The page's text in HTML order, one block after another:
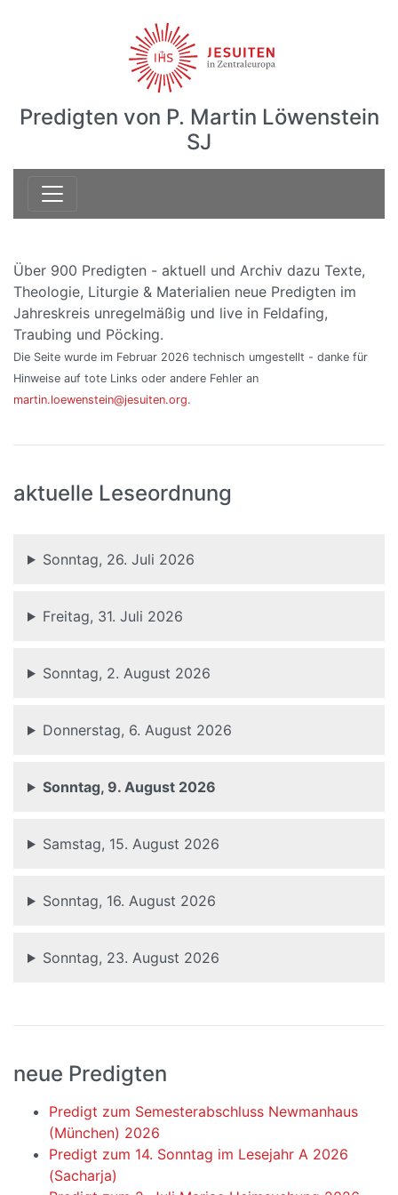
Predigten von P. Martin Löwenstein
SJ
Über 900 Predigten - aktuell und Archiv dazu Texte,
Theologie, Liturgie & Materialien neue Predigten im
Jahreskreis unregelmäßig und live in Feldafing,
Traubing und Pöcking.
Die Seite wurde im Februar 2026 technisch umgestellt - danke für
Hinweise auf tote Links oder andere Fehler an
martin.loewenstein@jesuiten.org.
aktuelle Leseordnung
Sonntag, 26. Juli 2026
Freitag, 31. Juli 2026
Sonntag, 2. August 2026
Donnerstag, 6. August 2026
Sonntag, 9. August 2026
Samstag, 15. August 2026
Sonntag, 16. August 2026
Sonntag, 23. August 2026
neue Predigten
Predigt zum Semesterabschluss Newmanhaus
(München) 2026
Predigt zum 14. Sonntag im Lesejahr A 2026
(Sacharja)